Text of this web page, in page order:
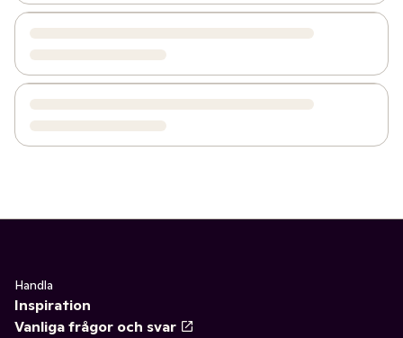
Handla
Inspiration
Vanliga frågor och svar